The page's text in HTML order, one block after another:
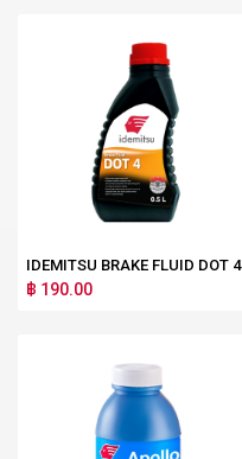
IDEMITSU BRAKE FLUID DOT 4
฿ 190.00